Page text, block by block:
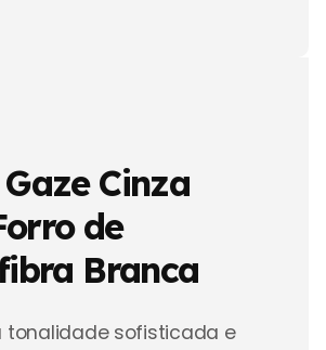
Cinza
de
Branca
tonalidade sofisticada e